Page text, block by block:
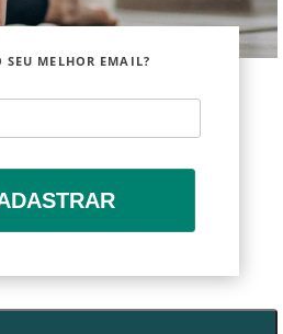
SEU MELHOR EMAIL?